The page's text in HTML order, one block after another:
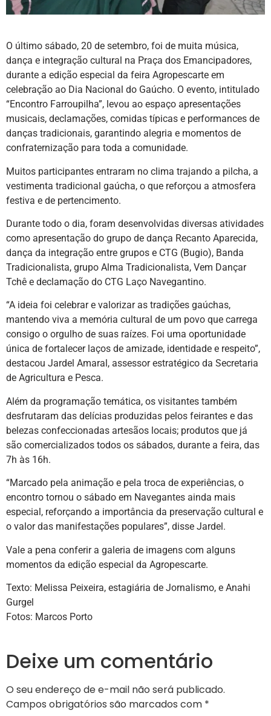
O último sábado, 20 de setembro, foi de muita música,
dança e integração cultural na Praça dos Emancipadores,
durante a edição especial da feira Agropescarte em
celebração ao Dia Nacional do Gaúcho. O evento, intitulado
“Encontro Farroupilha”, levou ao espaço apresentações
musicais, declamações, comidas típicas e performances de
danças tradicionais, garantindo alegria e momentos de
confraternização para toda a comunidade.
Muitos participantes entraram no clima trajando a pilcha, a
vestimenta tradicional gaúcha, o que reforçou a atmosfera
festiva e de pertencimento.
Durante todo o dia, foram desenvolvidas diversas atividades
como apresentação do grupo de dança Recanto Aparecida,
dança da integração entre grupos e CTG (Bugio), Banda
Tradicionalista, grupo Alma Tradicionalista, Vem Dançar
Tchê e declamação do CTG Laço Navegantino.
“A ideia foi celebrar e valorizar as tradições gaúchas,
mantendo viva a memória cultural de um povo que carrega
consigo o orgulho de suas raízes. Foi uma oportunidade
única de fortalecer laços de amizade, identidade e respeito”,
destacou Jardel Amaral, assessor estratégico da Secretaria
de Agricultura e Pesca.
Além da programação temática, os visitantes também
desfrutaram das delícias produzidas pelos feirantes e das
belezas confeccionadas artesãos locais; produtos que já
são comercializados todos os sábados, durante a feira, das
7h às 16h.
“Marcado pela animação e pela troca de experiências, o
encontro tornou o sábado em Navegantes ainda mais
especial, reforçando a importância da preservação cultural e
o valor das manifestações populares”, disse Jardel.
Vale a pena conferir a galeria de imagens com alguns
momentos da edição especial da Agropescarte.
Texto: Melissa Peixeira, estagiária de Jornalismo, e Anahi
Gurgel
Fotos: Marcos Porto
Deixe um comentário
O seu endereço de e-mail não será publicado.
Campos obrigatórios são marcados com *